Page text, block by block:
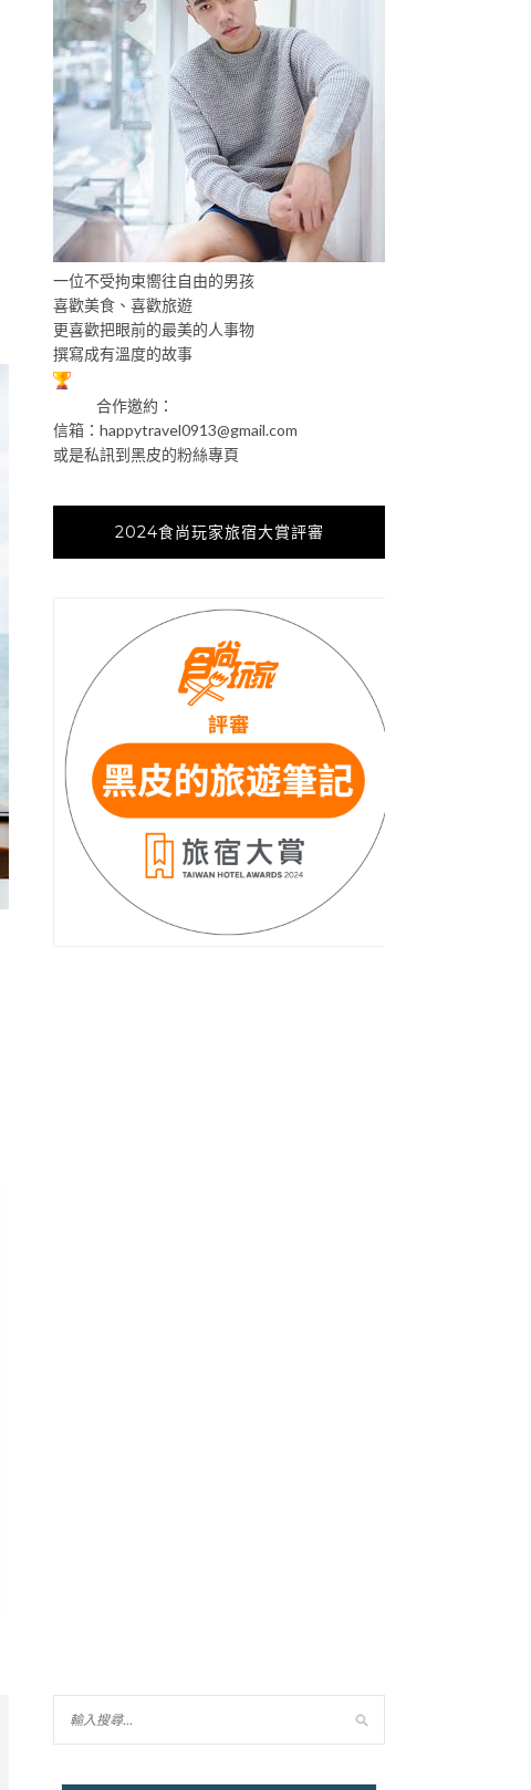
一位不受拘束嚮往自由的男孩
喜歡美食、喜歡旅遊
更喜歡把眼前的最美的人事物
撰寫成有溫度的故事
合作邀約：
信箱： happytravel0913@gmail.com
或是私訊到黑皮的粉絲專頁
2024食尚玩家旅宿大賞評審